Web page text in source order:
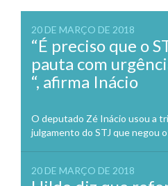
20 DE MARÇO DE 2018
“É preciso que o
pauta com
“, afirma Inácio
O deputado Zé Inácio usou a
julgamento do STJ que negou
20 DE MARÇO DE 2018